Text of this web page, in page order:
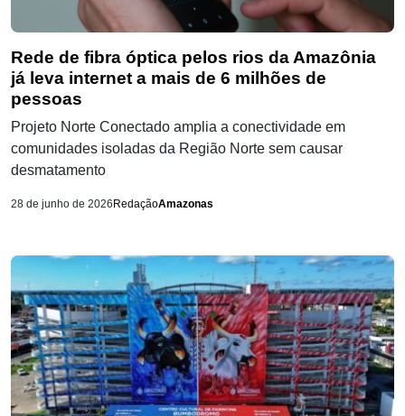
Rede de fibra óptica pelos rios da Amazônia
já leva internet a mais de 6 milhões de
pessoas
Projeto Norte Conectado amplia a conectividade em
comunidades isoladas da Região Norte sem causar
desmatamento
28 de junho de 2026 RedaçãoAmazonas